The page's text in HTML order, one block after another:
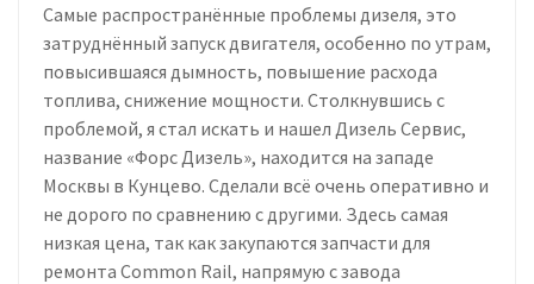
Самые распространённые проблемы дизеля, это
затруднённый запуск двигателя, особенно по утрам,
повысившаяся дымность, повышение расхода
топлива, снижение мощности. Столкнувшись с
проблемой, я стал искать и нашел Дизель Сервис,
название «Форс Дизель», находится на западе
Москвы в Кунцево. Сделали всё очень оперативно и
не дорого по сравнению с другими. Здесь самая
низкая цена, так как закупаются запчасти для
ремонта Common Rail, напрямую с завода